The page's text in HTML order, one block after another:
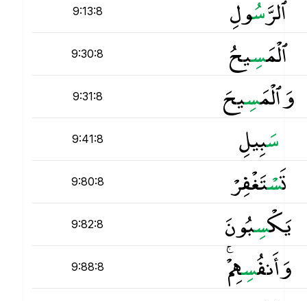
9:13:8 ٱلرَّسُولِ
9:30:8 ٱلْمَسِيحُ
9:31:8 وَٱلْمَسِيحَ
9:41:8 سَبِيلِ
9:80:8 تَسْتَغْفِرْ
9:82:8 يَكْسِبُونَ
9:88:8 وَأَنفُسِهِمْ ۚ